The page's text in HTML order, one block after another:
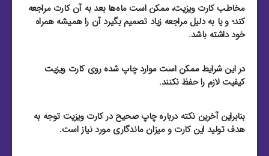
مخاطب کارت ویزیت، ممکن است ماه‌ها بعد به آن کارت مراجعه
کند؛ و یا به دلیل مراجعه زیاد تصمیم بگیرد آن را همیشه همراه
خود داشته باشد.
در این شرایط ممکن است موارد چاپ شده روی کارت ویزیت
کیفیت لازم را حفظ نکنند.
بنابراین آخرین نکته درباره چاپ صحیح در کارت ویزیت توجه به
هدف تولید این کارت و میزان ماندگاری مورد نیاز است.